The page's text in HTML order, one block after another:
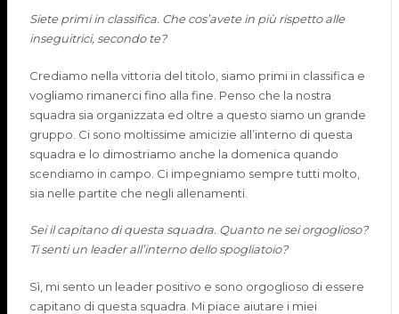
Siete primi in classifica. Che cos’avete in più rispetto alle
inseguitrici, secondo te?
Crediamo nella vittoria del titolo, siamo primi in classifica e
vogliamo rimanerci fino alla fine. Penso che la nostra
squadra sia organizzata ed oltre a questo siamo un grande
gruppo. Ci sono moltissime amicizie all’interno di questa
squadra e lo dimostriamo anche la domenica quando
scendiamo in campo. Ci impegniamo sempre tutti molto,
sia nelle partite che negli allenamenti.
Sei il capitano di questa squadra. Quanto ne sei orgoglioso?
Ti senti un leader all’interno dello spogliatoio?
Sì, mi sento un leader positivo e sono orgoglioso di essere
capitano di questa squadra. Mi piace aiutare i miei